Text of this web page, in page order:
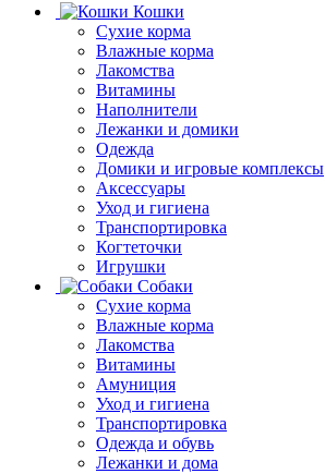
Кошки
Сухие корма
Влажные корма
Лакомства
Витамины
Наполнители
Лежанки и домики
Одежда
Домики и игровые комплексы
Аксессуары
Уход и гигиена
Транспортировка
Когтеточки
Игрушки
Собаки
Сухие корма
Влажные корма
Лакомства
Витамины
Амуниция
Уход и гигиена
Транспортировка
Одежда и обувь
Лежанки и дома